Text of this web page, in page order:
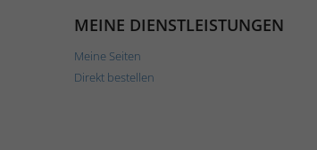
MEINE DIENSTLEISTUNGEN
Meine Seiten
Direkt bestellen